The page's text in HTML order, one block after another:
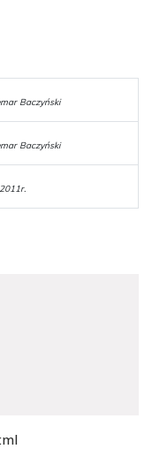
Baczyński
Baczyński